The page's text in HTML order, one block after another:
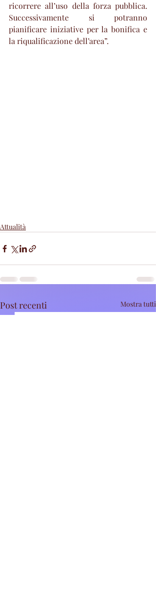
ricorrere all’uso della forza pubblica.
Successivamente si potranno
pianificare iniziative per la bonifica e
la riqualificazione dell’area”.
Attualità
Post recenti Mostra tutti